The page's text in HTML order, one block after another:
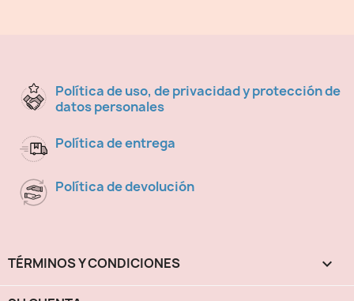
Política de uso, de privacidad y protección de
datos personales
Política de entrega
Política de devolución
TÉRMINOS Y CONDICIONES 